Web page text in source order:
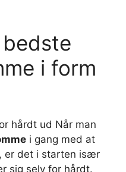
i form
hårdt ud Når man
i gang med at
, er det i starten især
sig selv for hårdt.